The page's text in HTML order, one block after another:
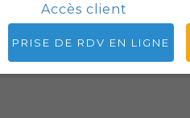
Accès client
PRISE DE RDV EN LIGNE